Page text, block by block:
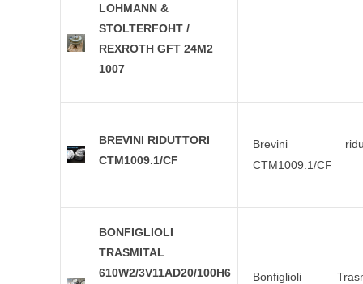
LOHMANN &
STOLTERFOHT /
REXROTH GFT 24M2
1007
BREVINI RIDUTTORI
CTM1009.1/CF
Brevini
CTM1009.1/CF
BONFIGLIOLI
TRASMITAL
610W2/3V11AD20/100H6
Bonfiglioli